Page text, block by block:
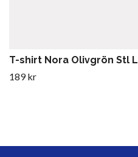
T-shirt Nora Olivgrön Stl L
189 kr